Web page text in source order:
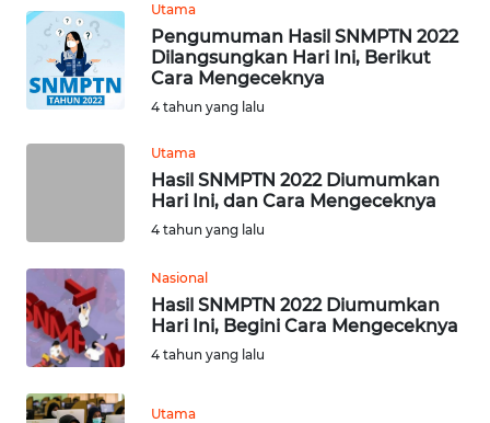
Utama
Pengumuman Hasil SNMPTN 2022
Dilangsungkan Hari Ini, Berikut
Cara Mengeceknya
4 tahun yang lalu
Utama
Hasil SNMPTN 2022 Diumumkan
Hari Ini, dan Cara Mengeceknya
4 tahun yang lalu
Nasional
Hasil SNMPTN 2022 Diumumkan
Hari Ini, Begini Cara Mengeceknya
4 tahun yang lalu
Utama
WN
SULTRA
WN
SULBAR
WN
BABEL